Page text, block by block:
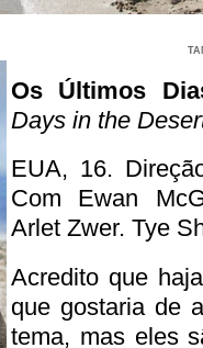
Os Últimos
Days in the
EUA, 16.
Com Ewan
Arlet Zwer. Tye
Acredito que
que gostaria de
tema, mas eles